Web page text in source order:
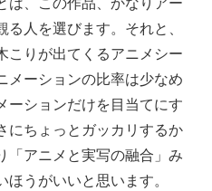
は、この作品、かなりアー
る人を選びます。それと、
こりが出てくるアニメシー
メーションの比率は少なめ
ーションだけを目当てにす
にちょっとガッカリするか
「アニメと実写の融合」み
うがいいと思います。